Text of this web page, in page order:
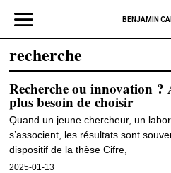
BENJAMIN
recherche
Recherche ou innovation ?
plus besoin de choisir
Quand un jeune chercheur, un
s’associent, les résultats sont
dispositif de la thèse Cifre,
2025-01-13